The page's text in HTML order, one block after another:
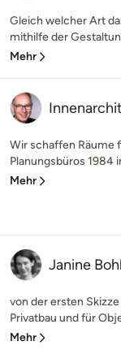
Gleich welcher Art
mithilfe der
Mehr
Wir schaffen Räume
Planungsbüros 1984
Mehr
Janine
von der ersten
Privatbau und für
Mehr